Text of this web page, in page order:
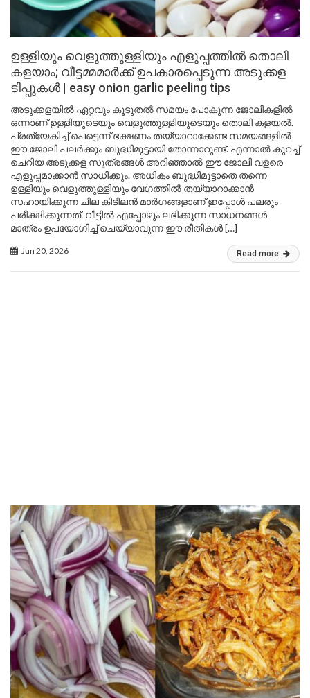
ഉള്ളിയും വെളുത്തുള്ളിയും എളുപ്പത്തിൽ തൊലി
കളയാം; വീട്ടമ്മമാർക്ക് ഉപകാരപ്പെടുന്ന അടുക്കള
ടിപ്പുകൾ | easy onion garlic peeling tips
അടുക്കളയിൽ ഏറ്റവും കൂടുതൽ സമയം പോകുന്ന ജോലികളിൽ
ഒന്നാണ് ഉള്ളിയുടെയും വെളുത്തുള്ളിയുടെയും തൊലി കളയൽ.
പ്രത്യേകിച്ച് പെട്ടെന്ന് ഭക്ഷണം തയ്യാറാക്കേണ്ട സമയങ്ങളിൽ
ഈ ജോലി പലർക്കും ബുദ്ധിമുട്ടായി തോന്നാറുണ്ട്. എന്നാൽ കുറച്ച്
ചെറിയ അടുക്കള സൂത്രങ്ങൾ അറിഞ്ഞാൽ ഈ ജോലി വളരെ
എളുപ്പമാക്കാൻ സാധിക്കും. അധികം ബുദ്ധിമുട്ടാതെ തന്നെ
ഉള്ളിയും വെളുത്തുള്ളിയും വേഗത്തിൽ തയ്യാറാക്കാൻ
സഹായിക്കുന്ന ചില കിടിലൻ മാർഗങ്ങളാണ് ഇപ്പോൾ പലരും
പരീക്ഷിക്കുന്നത്. വീട്ടിൽ എപ്പോഴും ലഭിക്കുന്ന സാധനങ്ങൾ
മാത്രം ഉപയോഗിച്ച് ചെയ്യാവുന്ന ഈ രീതികൾ […]
Jun 20, 2026 Read more